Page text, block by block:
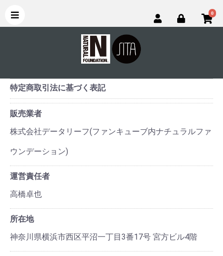
0
特定商取引法に基づく表記
販売業者
株式会社データリーフ(ファンキューブ内ナチュラルファ
ウンデーション)
運営責任者
高橋卓也
所在地
神奈川県横浜市西区平沼一丁目3番17号 宮方ビル4階